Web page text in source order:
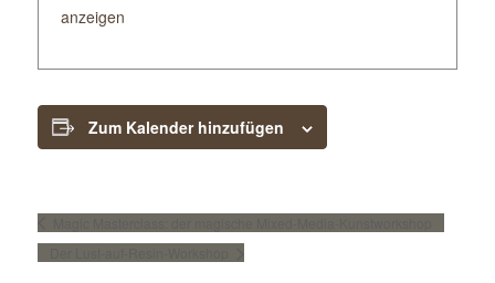
anzeigen
Zum Kalender hinzufügen